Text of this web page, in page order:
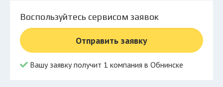
© 2026 Все права защищены
Воспользуйтесь сервисом заявок
Отправить заявку
Вашу заявку получит 1 компания в Обнинске